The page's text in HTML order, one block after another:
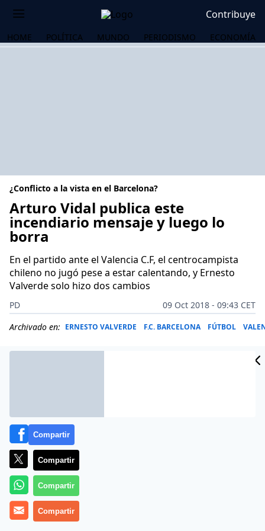
Contribuye
HOME POLÍTICA MUNDO PERIODISMO ECONOMÍA
¿Conflicto a la vista en el Barcelona?
Arturo Vidal publica este
incendiario mensaje y luego lo
borra
En el partido ante el Valencia C.F, el centrocampista
chileno no jugó pese a estar calentando, y Ernesto
Valverde solo hizo dos cambios
PD
09 Oct 2018 - 09:43 CET
Archivado en: ERNESTO VALVERDE F.C. BARCELONA FÚTBOL
El futbolista chileno del
Compartir
Compartir
Compartir
Compartir